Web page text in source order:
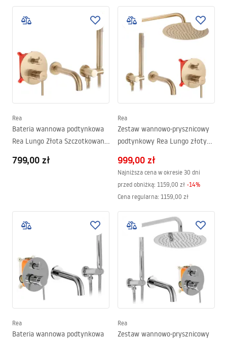
Rea
Bateria wannowa podtynkowa
Rea Lungo Złota Szczotkowana
799,00 zł
Rea
Zestaw wannowo-prysznicowy
podtynkowy Rea Lungo złoty
999,00 zł
Najniższa cena w okresie 30 dni
przed obniżką: 1159,00 zł -14%
Cena regularna: 1159,00 zł
Rea
Bateria wannowa podtynkowa
Rea
Zestaw wannowo-prysznicowy